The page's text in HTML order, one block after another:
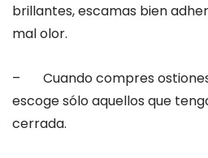
brillantes, escamas bien
mal olor.
– Cuando compres
escoge sólo aquellos que
cerrada.